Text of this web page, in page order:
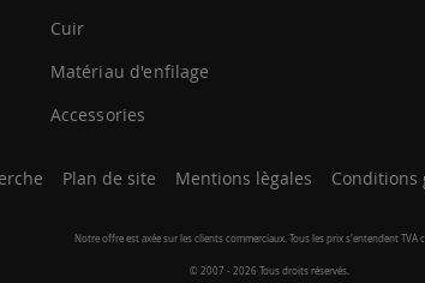
Cuir
Matériau d'enfilage
Accessories
Plan de site Mentions lègales Conditions
Notre offre est axée sur les clients commerciaux. Tous les prix s'entendent TVA
© 2007 - 2026 Tous droits réservés.